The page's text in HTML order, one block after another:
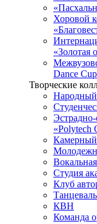
Хоровой
«Золотая
Dance
Творческие
Народный
«Polytech
Студия
Клуб
КВН
Команда